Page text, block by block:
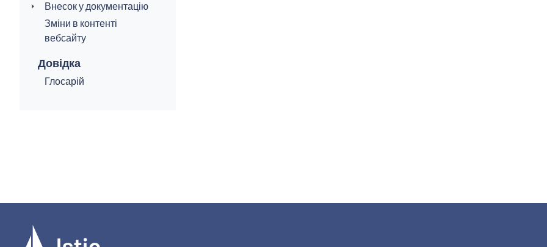
Внесок у документацію
Зміни в контенті
вебсайту
Довідка
Глосарій